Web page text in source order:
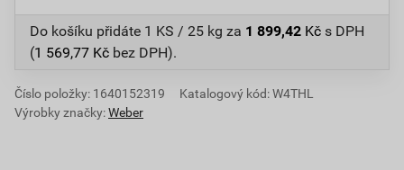
Do košíku přidáte 1 KS / 25 kg za 1 899,42 Kč s DPH
(1 569,77 Kč bez DPH).
Číslo položky: 1640152319
Katalogový kód: W4THL
Výrobky značky:Weber